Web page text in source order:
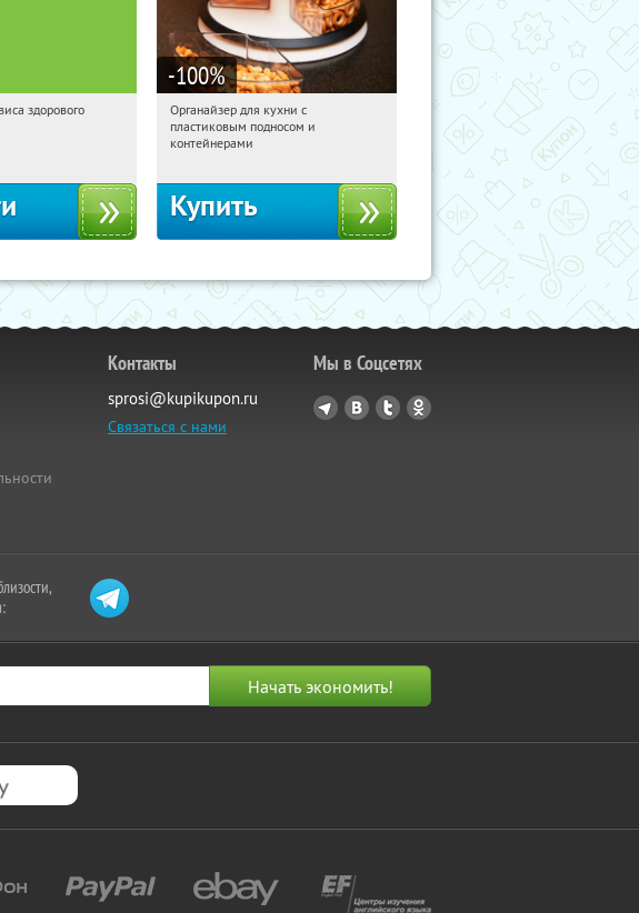
Получи первым!
здорового
-100%
13:38:21 Получили:
Россия
Органайзер для кухни с
пластиковым подносом и
контейнерами
Купить
Контакты
sprosi@kupikupon.ru
Связаться с нами
Мы в Соцсетях